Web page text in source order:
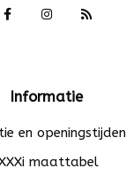
Informatie
en openingstijden
maattabel